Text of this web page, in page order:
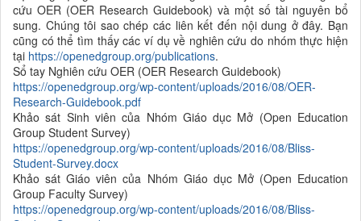
cứu OER (OER Research Guidebook) và một số tài nguyên bổ
sung. Chúng tôi sao chép các liên kết đến nội dung ở đây. Bạn
cũng có thể tìm thấy các ví dụ về nghiên cứu do nhóm thực hiện
tại https://openedgroup.org/publications.
Sổ tay Nghiên cứu OER (OER Research Guidebook)
https://openedgroup.org/wp-content/uploads/2016/08/OER-
Research-Guidebook.pdf
Khảo sát Sinh viên của Nhóm Giáo dục Mở (Open Education
Group Student Survey)
https://openedgroup.org/wp-content/uploads/2016/08/Bliss-
Student-Survey.docx
Khảo sát Giáo viên của Nhóm Giáo dục Mở (Open Education
Group Faculty Survey)
https://openedgroup.org/wp-content/uploads/2016/08/Bliss-